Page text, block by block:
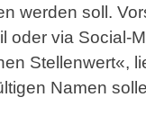
werden soll.
oder via Social-
Stellenwert«,
Namen